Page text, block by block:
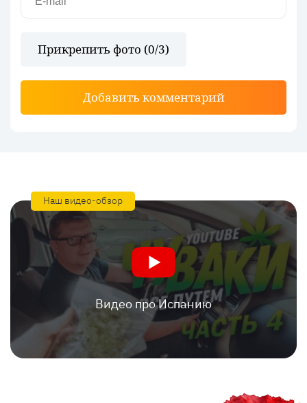
Прикрепить фото (0/3)
Добавить комментарий
Наш видео-обзор
Видео про Испанию